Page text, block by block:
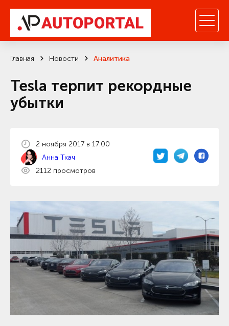
Главная Новости Аналитика
Tesla терпит рекордные
убытки
2 ноября 2017 в 17:00
Анна Ткач
2112 просмотров